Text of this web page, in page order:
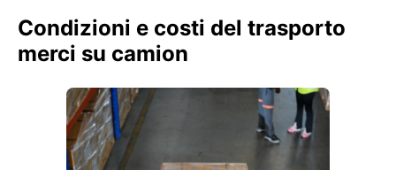
Condizioni e costi del trasporto
merci su camion